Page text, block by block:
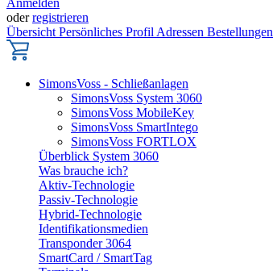
Anmelden
oderregistrieren
Übersicht Persönliches Profil Adressen Bestellungen
SimonsVoss - Schließanlagen
SimonsVoss System 3060
SimonsVoss MobileKey
SimonsVoss SmartIntego
SimonsVoss FORTLOX
Überblick System 3060
Was brauche ich?
Aktiv-Technologie
Passiv-Technologie
Hybrid-Technologie
Identifikationsmedien
Transponder 3064
SmartCard / SmartTag